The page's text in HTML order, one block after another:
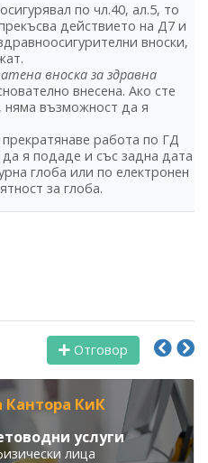
по чл.40, ал.5, то
действието на Д7 и
вноски,
вноска за здравна
внесена. Ако сте
няма възможност да я
работа по ГД
я подаде и със задна дата
глоба или по електронен
за глоба.
Отговор
Кантора КиК
услуги
лица